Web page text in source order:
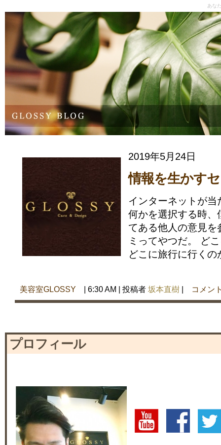
あな
2019年5月24日
情報を生かす
インターネットが
何かを選択する時、
てある他人の意見
ミってやつだ。 ど
どこに旅行に行くの
美容室GLOSSY | 6:30 AM | 投稿者 坂本直樹 | コメン
プロフィール